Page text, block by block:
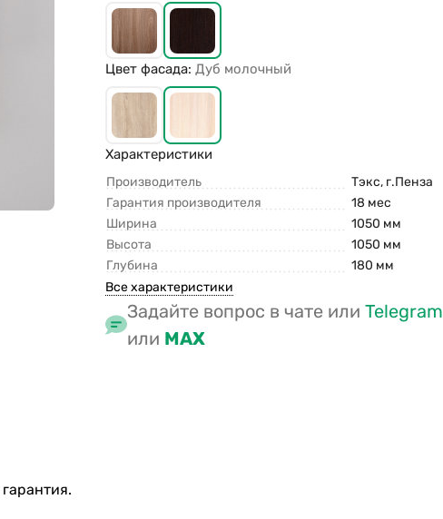
Цвет фасада:Дуб молочный
Характеристики
Производитель
Тэкс, г.Пенза
Гарантия производителя
18 мес
Ширина
1050 мм
Высота
1050 мм
Глубина
180 мм
Все характеристики
Задайте вопрос в чате илиTelegram
или MAX